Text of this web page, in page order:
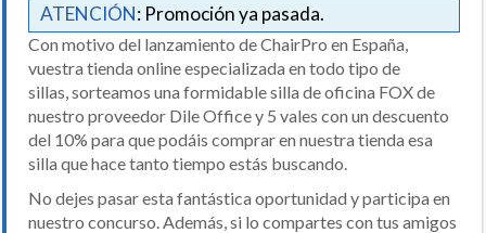
ATENCIÓN: Promoción ya pasada.
Con motivo del lanzamiento de ChairPro en España,
vuestra tienda online especializada en todo tipo de
sillas, sorteamos una formidable silla de oficina FOX de
nuestro proveedor Dile Office y 5 vales con un descuento
del 10% para que podáis comprar en nuestra tienda esa
silla que hace tanto tiempo estás buscando.
No dejes pasar esta fantástica oportunidad y participa en
nuestro concurso. Además, si lo compartes con tus amigos